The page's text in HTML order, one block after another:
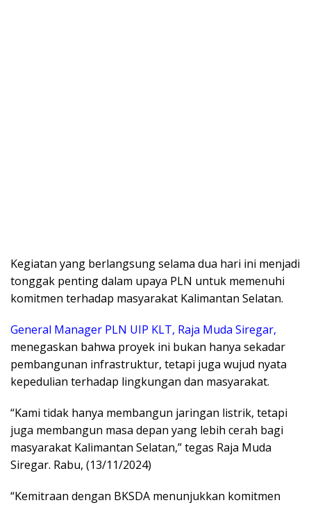
Kegiatan yang berlangsung selama dua hari ini menjadi
tonggak penting dalam upaya PLN untuk memenuhi
komitmen terhadap masyarakat Kalimantan Selatan.
General Manager PLN UIP KLT, Raja Muda Siregar,
menegaskan bahwa proyek ini bukan hanya sekadar
pembangunan infrastruktur, tetapi juga wujud nyata
kepedulian terhadap lingkungan dan masyarakat.
“Kami tidak hanya membangun jaringan listrik, tetapi
juga membangun masa depan yang lebih cerah bagi
masyarakat Kalimantan Selatan,” tegas Raja Muda
Siregar. Rabu, (13/11/2024)
“Kemitraan dengan BKSDA menunjukkan komitmen